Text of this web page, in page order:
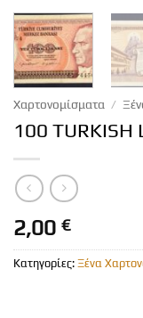
Χαρτονομίσματα /
100 TURKISH
2,00 €
Κατηγορίες: Ξένα